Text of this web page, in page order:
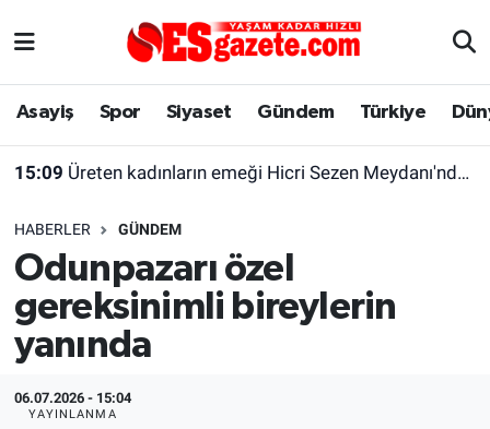
Asayiş Spor Siyaset Gündem Türkiye
15:09 Üreten kadınların emeği Hicri Sezen Meydanı'nda hayat bulacak
HABERLER GÜNDEM
Odunpazarı özel
gereksinimli bireylerin
yanında
06.07.2026 - 15:04
YAYINLANMA
Asayiş
Gündem
Türkiye
Dünya
Sağlık
Yaşam
Eskişehirspor Arşivi
Eskişehir Arşivi
Röportaj
Ekonomi
Eskişehir Nöbetçi Eczaneler
Süper Lig Puan Durumu ve Fikstür
Tüm Manşetler
Son Dakika Haberleri
Haber Arşivi